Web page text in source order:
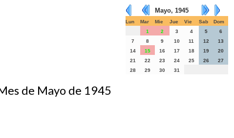
Mayo, 1945
Lun Mar Mie Jue Vie Sab
Dom
1
2 3 4 5
6
7
8 9 10 11 12
13
14
15 16 17 18 19
20
21
22 23 24 25 26
27
28
29 30 31
de Mayo de 1945